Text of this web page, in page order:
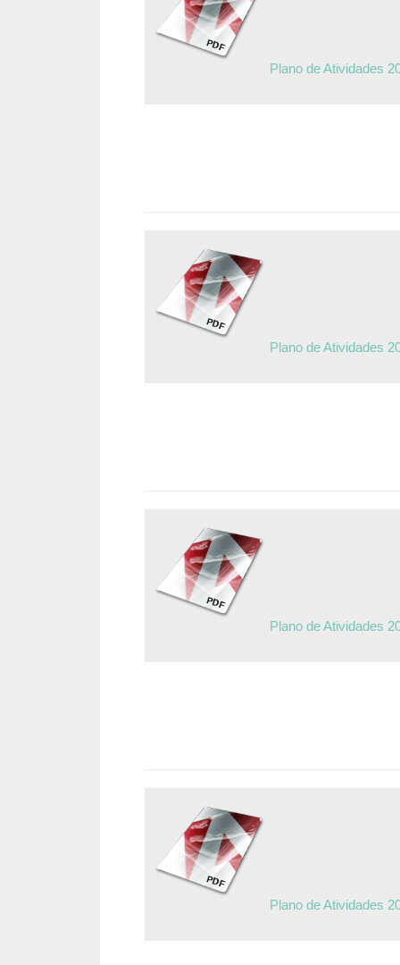
Plano de Atividades
Plano de Atividades
Plano de Atividades
Plano de Atividades